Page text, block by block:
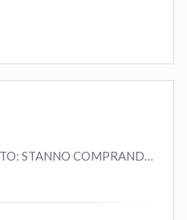
BITCOIN, CRYPTO: STANNO COMPRANDO TUTTI (GUARDA QUESTI DATI), EPPURE…